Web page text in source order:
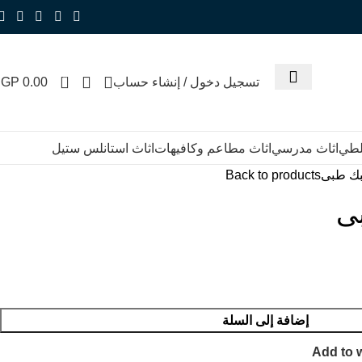
تسجيل دخول / إنشاء حساب 0
0.00
اثاث مدرسي اثاث مطاعم وكافيهات اثاث استانلس ستيل
طبىBack to products
إضافة إلى السلة
Add to